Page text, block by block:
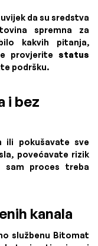
da su sredstva
spremna za
kakvih pitanja,
provjeritestatus
podršku.
i bez
ili pokušavate sve
povećavate rizik
sam proces treba
kanala
službenu Bitomat